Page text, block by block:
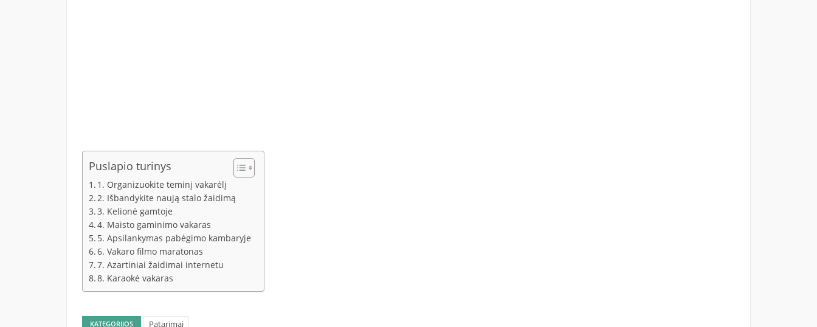
Puslapio turinys
1. Organizuokite teminį vakarėlį
2. Išbandykite naują stalo žaidimą
3. Kelionė gamtoje
4. Maisto gaminimo vakaras
5. Apsilankymas pabėgimo kambaryje
6. Vakaro filmo maratonas
7. Azartiniai žaidimai internetu
8. Karaokė vakaras
KATEGORIJOS Patarimai